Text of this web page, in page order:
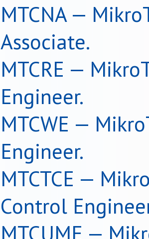
MTCNA —
Associate.
MTCRE —
Engineer.
MTCWE —
Engineer.
MTCTCE —
Control
MTCUME —